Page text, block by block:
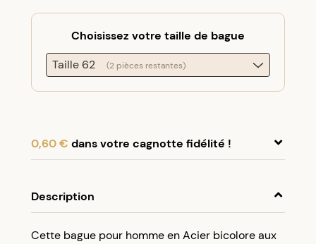
Choisissez votre taille de bague
Taille 62
(2 pièces restantes)
0,60 € dans votre cagnotte fidélité !
compte client et cumulez 5% de vos achats dans
Description
Cette bague pour homme en Acier bicolore aux